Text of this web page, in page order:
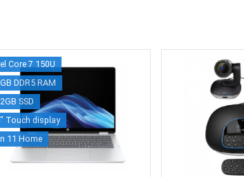
Core 7 150U
DDR5 RAM
SSD
Touch display
11 Home